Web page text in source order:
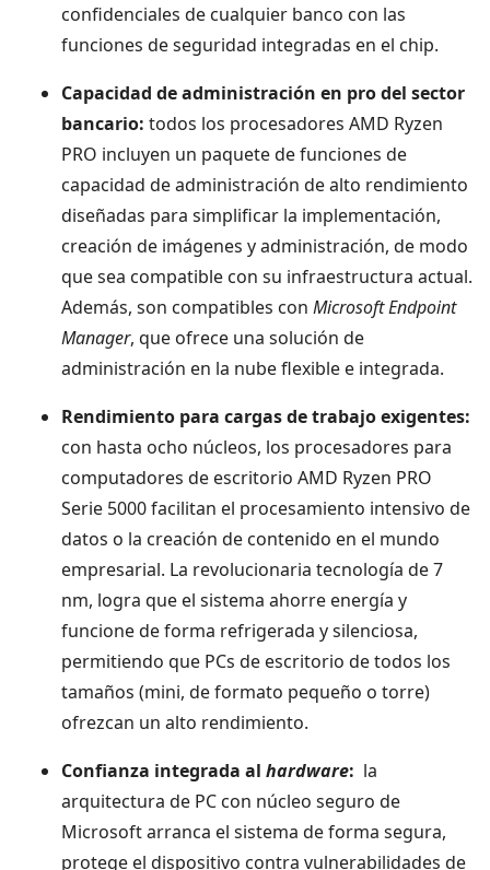
confidenciales de cualquier banco con las
funciones de seguridad integradas en el chip.
Capacidad de administración en pro del sector
bancario: todos los procesadores AMD Ryzen
PRO incluyen un paquete de funciones de
capacidad de administración de alto rendimiento
diseñadas para simplificar la implementación,
creación de imágenes y administración, de modo
que sea compatible con su infraestructura actual.
Además, son compatibles con Microsoft Endpoint
Manager, que ofrece una solución de
administración en la nube flexible e integrada.
Rendimiento para cargas de trabajo exigentes:
con hasta ocho núcleos, los procesadores para
computadores de escritorio AMD Ryzen PRO
Serie 5000 facilitan el procesamiento intensivo de
datos o la creación de contenido en el mundo
empresarial. La revolucionaria tecnología de 7
nm, logra que el sistema ahorre energía y
funcione de forma refrigerada y silenciosa,
permitiendo que PCs de escritorio de todos los
tamaños (mini, de formato pequeño o torre)
ofrezcan un alto rendimiento.
Confianza integrada al hardware: la
arquitectura de PC con núcleo seguro de
Microsoft arranca el sistema de forma segura,
protege el dispositivo contra vulnerabilidades de